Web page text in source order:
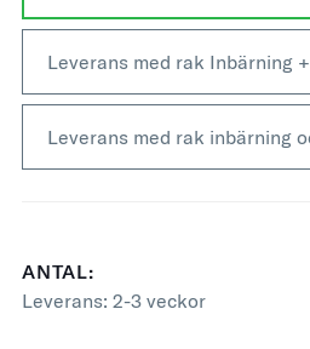
Leverans med rak Inbärning +
ANTAL:
Leverans: 2-3 veckor